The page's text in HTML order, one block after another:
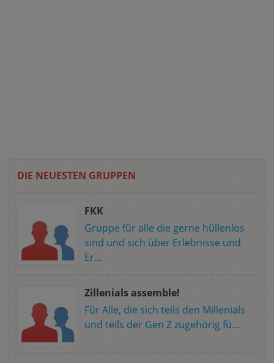
DIE NEUESTEN GRUPPEN
FKK
Gruppe für alle die gerne hüllenlos
sind und sich über Erlebnisse und
Er...
Zillenials assemble!
Für Alle, die sich teils den Millenials
und teils der Gen Z zugehörig fü...